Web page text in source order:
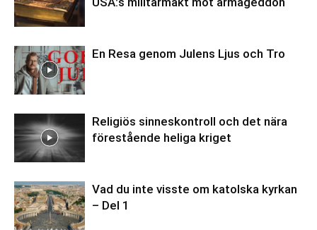
En Resa genom Julens Ljus och Tro
Religiös sinneskontroll och det nära
förestående heliga kriget
Vad du inte visste om katolska kyrkan
– Del 1